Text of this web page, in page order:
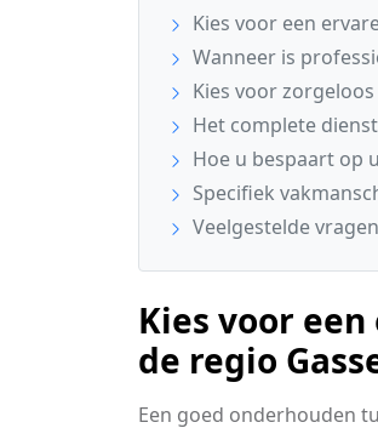
Kies voor een
Wanneer is
Kies voor
Het complete
Hoe u bespaart op
Specifiek
Veelgestelde vragen
Kies voor
de regio
Een goed onderhouden